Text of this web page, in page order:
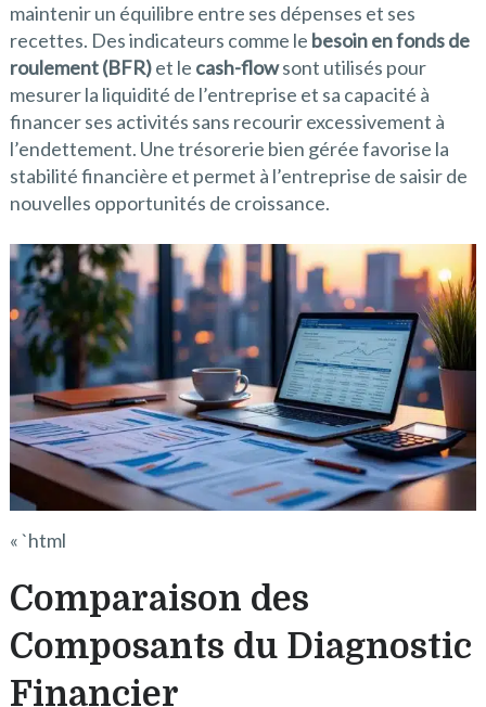
maintenir un équilibre entre ses dépenses et ses
recettes. Des indicateurs comme le besoin en fonds de
roulement (BFR)et le cash-flowsont utilisés pour
mesurer la liquidité de l’entreprise et sa capacité à
financer ses activités sans recourir excessivement à
l’endettement. Une trésorerie bien gérée favorise la
stabilité financière et permet à l’entreprise de saisir de
nouvelles opportunités de croissance.
« `html
Comparaison des
Composants du Diagnostic
Financier